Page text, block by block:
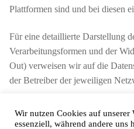
Plattformen sind und bei diesen
Für eine detaillierte Darstellung
Verarbeitungsformen und der
Out) verweisen wir auf die
der Betreiber der jeweiligen
Auch im Fall von
von Betroffenenrechten weisen
Wir nutzen Cookies auf
essenziell, während andere uns